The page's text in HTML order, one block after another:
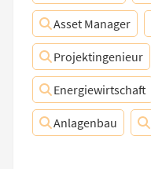
Asset Manager
Projektingenieur
Energiewirtschaft
Anlagenbau